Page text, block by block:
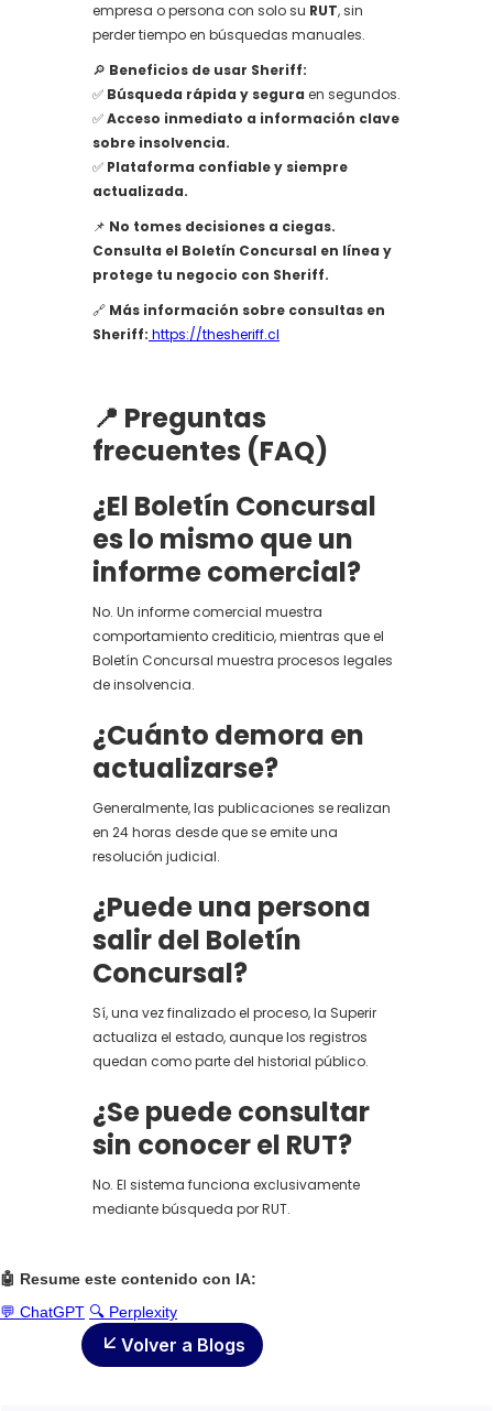
empresa o persona con solo su RUT, sin
perder tiempo en búsquedas manuales.
🔎 Beneficios de usar Sheriff:
✅ Búsqueda rápida y segura en segundos.
✅Acceso inmediato a información clave
sobre insolvencia.
✅ Plataforma confiable y siempre
actualizada.
📌 No tomes decisiones a ciegas.
Consulta el Boletín Concursal en línea y
protege tu negocio con Sheriff.
🔗 Más información sobre consultas en
Sheriff: https://thesheriff.cl
📍 Preguntas
frecuentes (FAQ)
¿El Boletín Concursal
es lo mismo que un
informe comercial?
No. Un informe comercial muestra
comportamiento crediticio, mientras que el
Boletín Concursal muestra procesos legales
de insolvencia.
¿Cuánto demora en
actualizarse?
Generalmente, las publicaciones se realizan
en 24 horas desde que se emite una
resolución judicial.
¿Puede una persona
salir del Boletín
Concursal?
Sí, una vez finalizado el proceso, la Superir
actualiza el estado, aunque los registros
quedan como parte del historial público.
¿Se puede consultar
sin conocer el RUT?
No. El sistema funciona exclusivamente
mediante búsqueda por RUT.
🤖 Resume este contenido con IA:
💬 ChatGPT 🔍 Perplexity
Volver a Blogs